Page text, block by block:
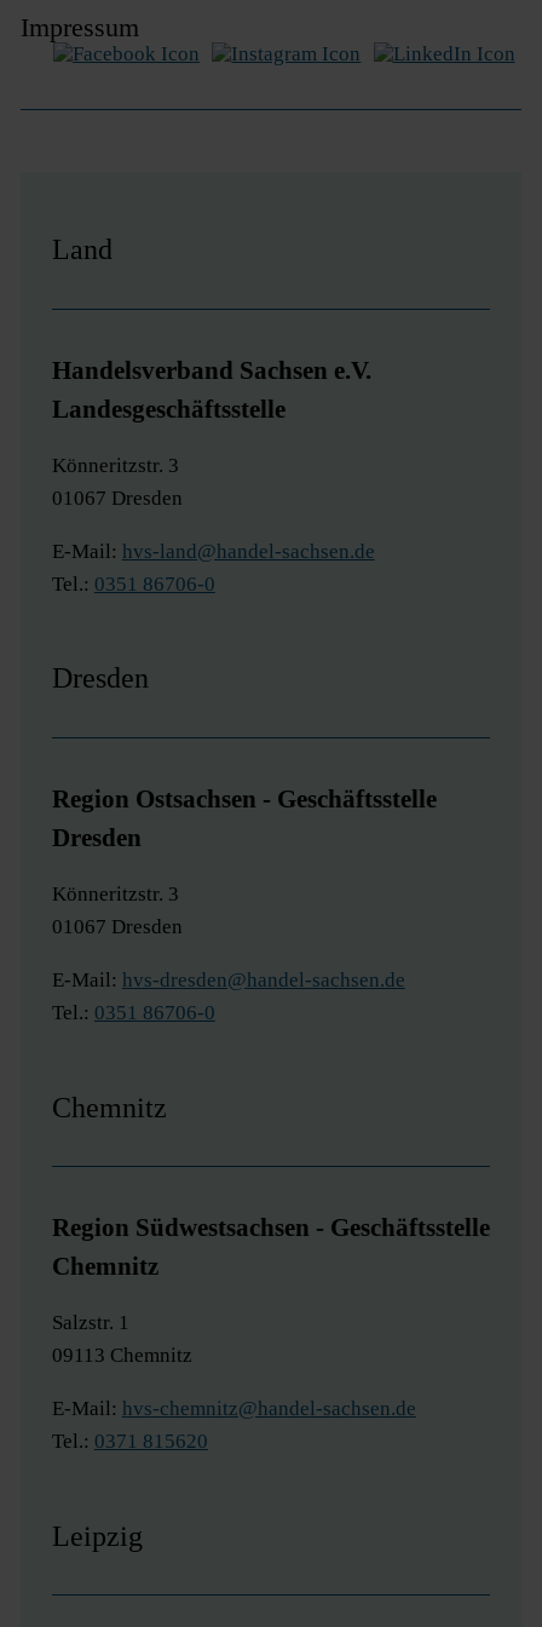
Impressum
Land
Handelsverband Sachsen e.V.
Landesgeschäftsstelle
Könneritzstr. 3
01067 Dresden
E-Mail: hvs-land@handel-sachsen.de
Tel.: 0351 86706-0
Dresden
Region Ostsachsen - Geschäftsstelle
Dresden
Könneritzstr. 3
01067 Dresden
E-Mail: hvs-dresden@handel-sachsen.de
Tel.: 0351 86706-0
Chemnitz
Region Südwestsachsen - Geschäftsstelle
Chemnitz
Salzstr. 1
09113 Chemnitz
E-Mail: hvs-chemnitz@handel-sachsen.de
Tel.: 0371 815620
Leipzig